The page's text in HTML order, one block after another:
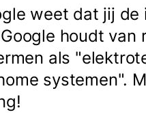
weet dat jij
houdt van
als
systemen".